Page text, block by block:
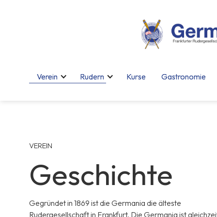
Verein
Verein Rudern
Rudern Kurse
Kurse Gastronomie
Gastronomie
VEREIN
Geschichte
Gegründet in 1869 ist die Germania die älteste
Rudergesellschaft in Frankfurt. Die Germania ist